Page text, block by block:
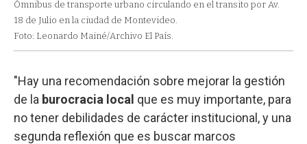
Ómnibus de transporte urbano circulando en el transito por Av.
18 de Julio en la ciudad de Montevideo.
Foto: Leonardo Mainé/Archivo El País.
"Hay una recomendación sobre mejorar la gestión
de la burocracia local que es muy importante, para
no tener debilidades de carácter institucional, y una
segunda reflexión que es buscar marcos